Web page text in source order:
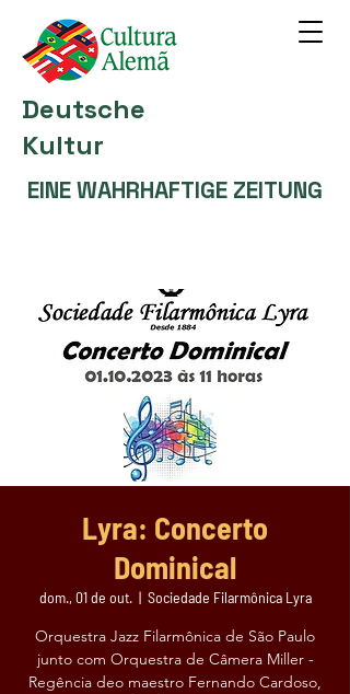
Deutsche
Kultur
EINE WAHRHAFTIGE ZEITUNG
Lyra: Concerto
Dominical
dom., 01 de out.
  |
Sociedade Filarmônica Lyra
Orquestra Jazz Filarmônica de São Paulo
junto com Orquestra de Câmera Miller -
Regência deo maestro Fernando Cardoso,